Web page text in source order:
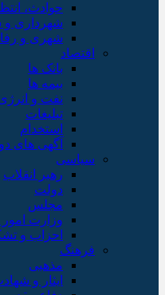
حوادث،
شهرداری و
شهری و
اقتصاد
بانک ها
بیمه ها
نفت و
تبلیغات
استخدام
آگهی های
سیاسی
رهبر انقلاب
دولت
مجلس
وزارت
احزاب و
فرهنگ
مذهبی
ایثار و